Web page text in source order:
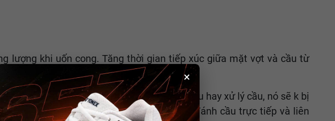
×
lượng khi uốn cong. Tăng thời gian tiếp xúc giữa mặt vợt và cầu từ
kế lõm xuống một miếng. Để khi đập cầu hay xử lý cầu, nó sẽ k bị
phần thân vợt khi thực hiện những pha đánh cầu trực tiếp và liên